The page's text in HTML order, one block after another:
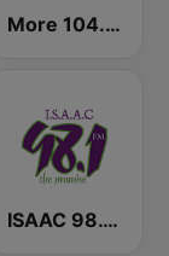
More 104.7 FM
ISAAC 98.1 FM